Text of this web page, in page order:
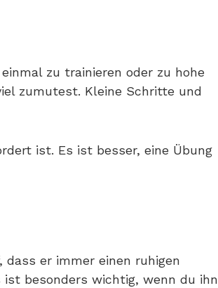
zu trainieren oder zu hohe
zumutest. Kleine Schritte und
ist. Es ist besser, eine Übung
er immer einen ruhigen
ist besonders wichtig, wenn du ihn